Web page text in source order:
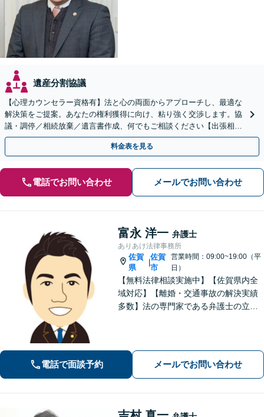
遺産分割協議
【心理カウンセラー資格有】法と心の両面からアプローチし、最適な
解決策をご提案。あなたの権利獲得に向け、粘り強く交渉します。協
議・調停／相続放棄／遺言書作成、何でもご相談ください【出張相談
可】【初回相談無料】【佐賀駅1分】
料金表を見る
電話でお問い合わせ メールでお問い合わせ
富永 洋一 弁護士
ありあけ法律事務所
佐賀
県
|
佐賀
市
営業時間：09:00~19:00（平
日）
【無料法律相談実施中】【佐賀県内全
域対応】【離婚・交通事故の解決実績
多数】法の専門家である弁護士の立場
電話で面談予約 メールでお問い合わせ